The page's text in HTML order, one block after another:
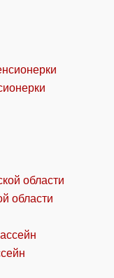
области